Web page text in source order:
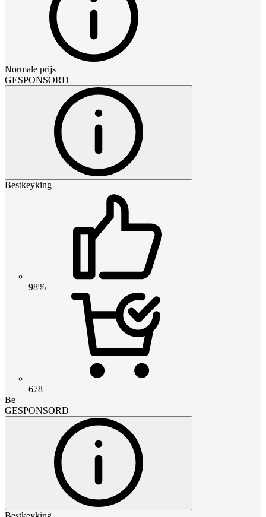
Normale prijs
GESPONSORD
Bestkeyking
98%
678
Be
GESPONSORD